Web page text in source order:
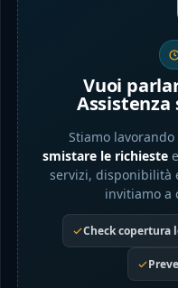
Vuoi
Stiamo
smistare le richieste
servizi, disponibilità
invitiamo a
Check copertura